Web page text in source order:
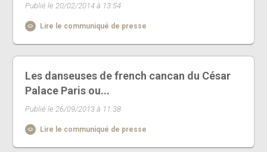
Publié le 20/02/2014 à 13:54
Lire le communiqué de presse
Les danseuses de french cancan du César
Palace Paris ou...
Publié le 26/09/2013 à 11:38
Lire le communiqué de presse